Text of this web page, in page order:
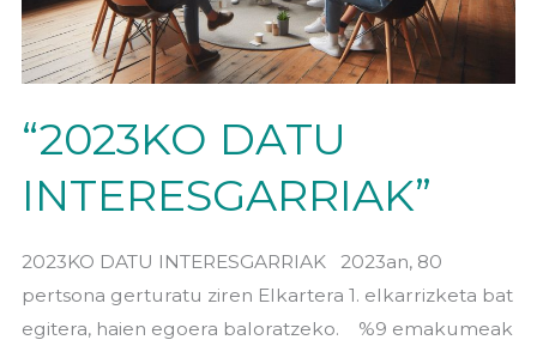
“2023KO DATU
INTERESGARRIAK”
2023KO DATU INTERESGARRIAK 2023an, 80
pertsona gerturatu ziren Elkartera 1. elkarrizketa bat
egitera, haien egoera baloratzeko. %9 emakumeak